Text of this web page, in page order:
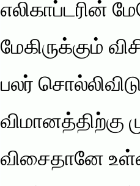
எலிகாப்டரின்
மேகிருக்கும்
பலர்
விமானத்திற்கு
விசைதானே